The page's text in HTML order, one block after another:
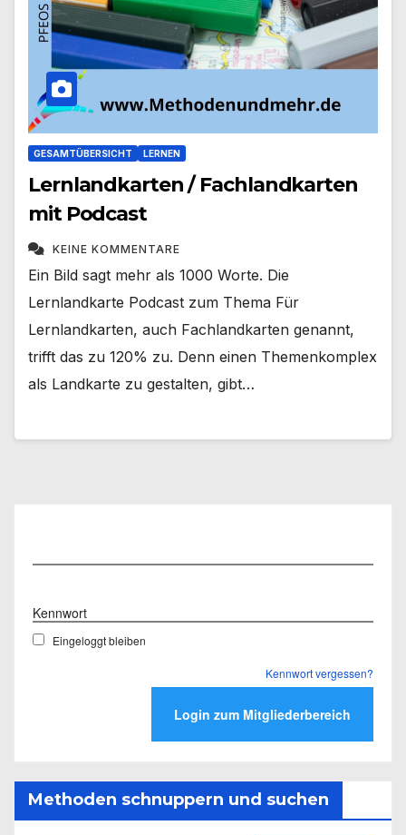
GESAMTÜBERSICHT LERNEN
Lernlandkarten / Fachlandkarten
mit Podcast
KEINE KOMMENTARE
Ein Bild sagt mehr als 1000 Worte. Die
Lernlandkarte Podcast zum Thema Für
Lernlandkarten, auch Fachlandkarten genannt,
trifft das zu 120% zu. Denn einen Themenkomplex
als Landkarte zu gestalten, gibt…
Kennwort
Eingeloggt bleiben
Kennwort vergessen?
Methoden schnuppern und suchen